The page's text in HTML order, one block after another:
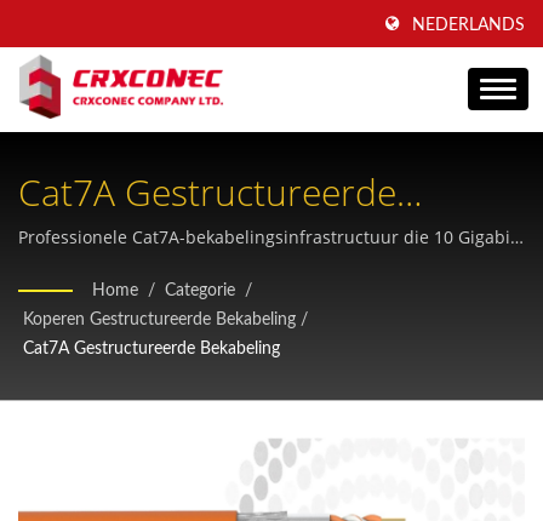
NEDERLANDS
Cat7A Gestructureerde
Bekabeling - 10G+ Ethernet-
Oplossing
Professionele Cat7A-bekabelingsinfrastructuur die 10 Gigabit-
aansluitingen en volledige naleving van de regelgeving voor
telecommunicatie- en datacenterapplicaties.
Home / Categorie
/
Koperen Gestructureerde Bekabeling /
Cat7A Gestructureerde Bekabeling